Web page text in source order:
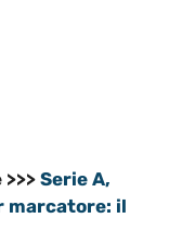
Serie A,
marcatore: il